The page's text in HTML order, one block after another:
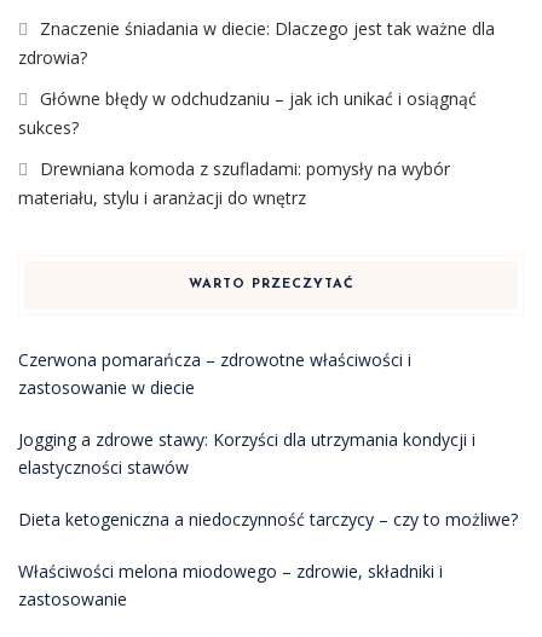
Znaczenie śniadania w diecie: Dlaczego jest tak ważne dla
zdrowia?
Główne błędy w odchudzaniu – jak ich unikać i osiągnąć
sukces?
Drewniana komoda z szufladami: pomysły na wybór
materiału, stylu i aranżacji do wnętrz
WARTO PRZECZYTAĆ
Czerwona pomarańcza – zdrowotne właściwości i
zastosowanie w diecie
Jogging a zdrowe stawy: Korzyści dla utrzymania kondycji i
elastyczności stawów
Dieta ketogeniczna a niedoczynność tarczycy – czy to możliwe?
Właściwości melona miodowego – zdrowie, składniki i
zastosowanie